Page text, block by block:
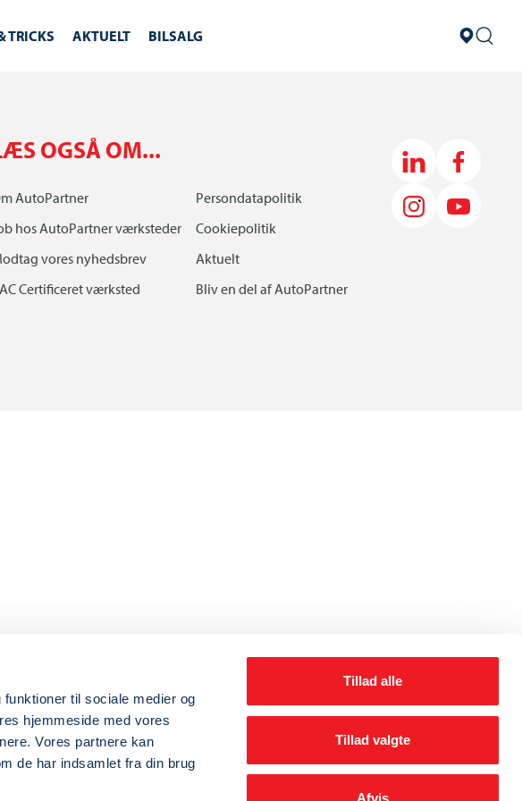
til sociale medier og
hjemmeside med vores
Vores partnere kan
de har indsamlet fra din brug
Tillad alle
Tillad valgte
Afvis
TRICKS AKTUELT BILSALG
OGSÅ OM...
AutoPartner
hos AutoPartner værksteder
vores nyhedsbrev
Certificeret værksted
Persondatapolitik
Cookiepolitik
Aktuelt
Bliv en del af AutoPartner